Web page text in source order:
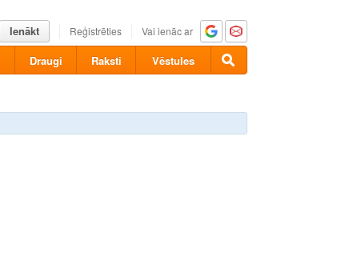
Ienākt Reģistrēties Vai ienāc ar
Draugi Raksti Vēstules